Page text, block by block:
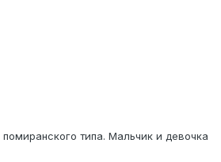
типа. Мальчик и девочка